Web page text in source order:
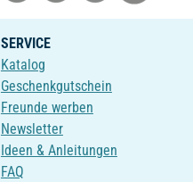
SERVICE
Katalog
Geschenkgutschein
Freunde werben
Newsletter
Ideen & Anleitungen
FAQ